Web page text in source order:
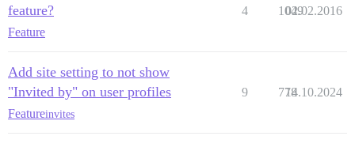
feature?
Feature
4 1049
02.02.2016
Add site setting to not show
"Invited by" on user profiles
Featureinvites
9 778
14.10.2024